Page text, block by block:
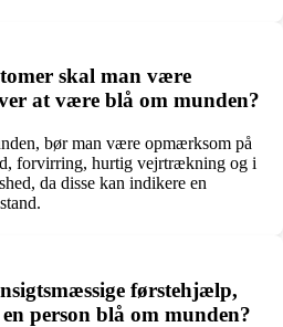
skal man være
at være blå om munden?
bør man være opmærksom på
forvirring, hurtig vejrtrækning og i
da disse kan indikere en
førstehjælp,
person blå om munden?